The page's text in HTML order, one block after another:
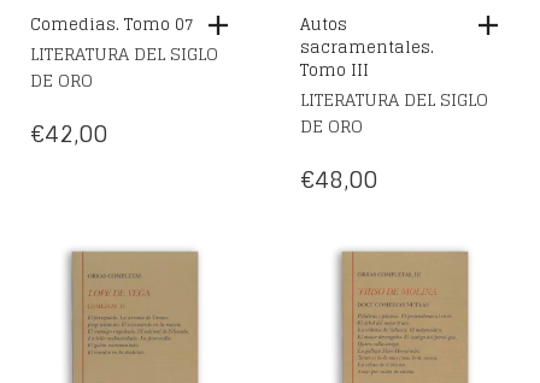
Comedias. Tomo 07
LITERATURA DEL SIGLO
DE ORO
€42,00
Autos
sacramentales.
Tomo III
LITERATURA DEL SIGLO
DE ORO
€48,00